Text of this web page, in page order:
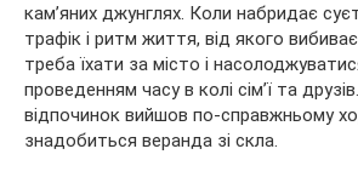
кам’яних джунглях. Коли набридає
трафік і ритм життя, від якого
треба їхати за місто і
проведенням часу в колі сім’ї та
відпочинок вийшов по-справжньому
знадобиться веранда зі скла.